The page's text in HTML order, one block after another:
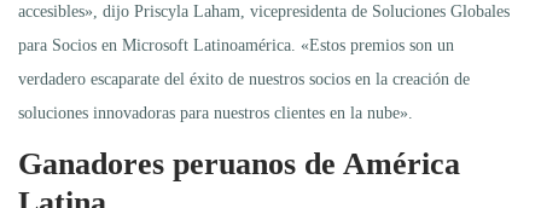
accesibles», dijo Priscyla Laham, vicepresidenta de Soluciones Globales
para Socios en Microsoft Latinoamérica. «Estos premios son un
verdadero escaparate del éxito de nuestros socios en la creación de
soluciones innovadoras para nuestros clientes en la nube».
Ganadores peruanos de América